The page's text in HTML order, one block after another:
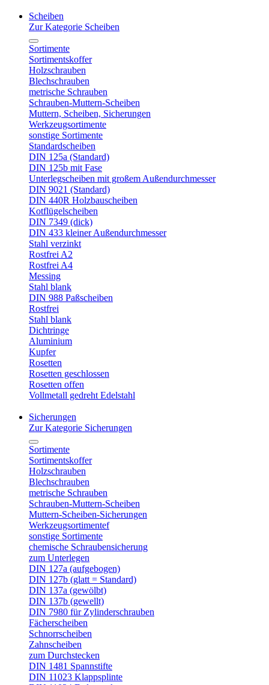
Scheiben
Zur Kategorie Scheiben
Sortimente
Sortimentskoffer
Holzschrauben
Blechschrauben
metrische Schrauben
Schrauben-Muttern-Scheiben
Muttern, Scheiben, Sicherungen
Werkzeugsortimente
sonstige Sortimente
Standardscheiben
DIN 125a (Standard)
DIN 125b mit Fase
Unterlegscheiben mit großem Außendurchmesser
DIN 9021 (Standard)
DIN 440R Holzbauscheiben
Kotflügelscheiben
DIN 7349 (dick)
DIN 433 kleiner Außendurchmesser
Stahl verzinkt
Rostfrei A2
Rostfrei A4
Messing
Stahl blank
DIN 988 Paßscheiben
Rostfrei
Stahl blank
Dichtringe
Aluminium
Kupfer
Rosetten
Rosetten geschlossen
Rosetten offen
Vollmetall gedreht Edelstahl
Sicherungen
Zur Kategorie Sicherungen
Sortimente
Sortimentskoffer
Holzschrauben
Blechschrauben
metrische Schrauben
Schrauben-Muttern-Scheiben
Muttern-Scheiben-Sicherungen
Werkzeugsortimentef
sonstige Sortimente
chemische Schraubensicherung
zum Unterlegen
DIN 127a (aufgebogen)
DIN 127b (glatt = Standard)
DIN 137a (gewölbt)
DIN 137b (gewellt)
DIN 7980 für Zylinderschrauben
Fächerscheiben
Schnorrscheiben
Zahnscheiben
zum Durchstecken
DIN 1481 Spannstifte
DIN 11023 Klappsplinte